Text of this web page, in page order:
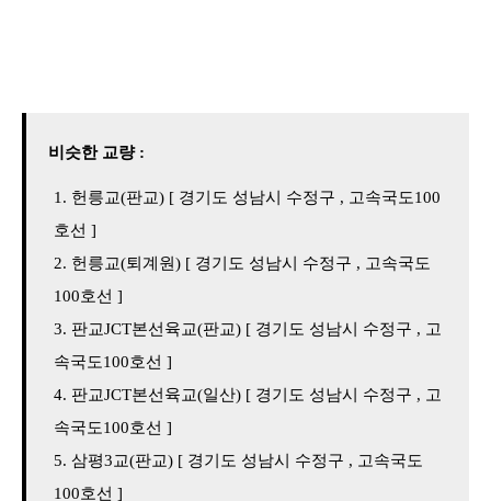
비슷한 교량 :
헌릉교(판교) [ 경기도 성남시 수정구 , 고속국도100
호선 ]
헌릉교(퇴계원) [ 경기도 성남시 수정구 , 고속국도
100호선 ]
판교JCT본선육교(판교) [ 경기도 성남시 수정구 , 고
속국도100호선 ]
판교JCT본선육교(일산) [ 경기도 성남시 수정구 , 고
속국도100호선 ]
삼평3교(판교) [ 경기도 성남시 수정구 , 고속국도
100호선 ]